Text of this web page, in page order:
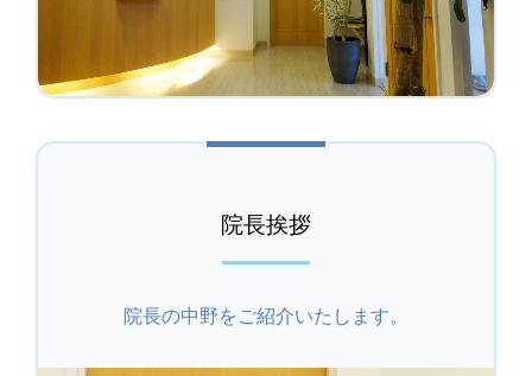
院長挨拶
院長の中野をご紹介いたします。